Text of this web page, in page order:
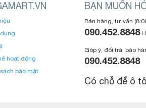
hoạt động
bảo mật
BẠN MUỐN
Bán hàng, tư vấn
090.452.8848
Góp ý, đổi trả, bảo
090.452.8848
Có chỗ để ô